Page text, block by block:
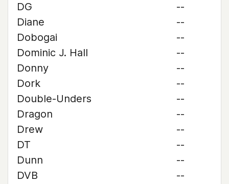
DG
--
Diane
--
Dobogai
--
Dominic J. Hall
--
Donny
--
Dork
--
Double-Unders
--
Dragon
--
Drew
--
DT
--
Dunn
--
DVB
--